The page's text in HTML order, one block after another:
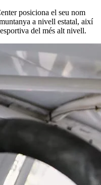
posiciona el seu nom
a nivell estatal, així
del més alt nivell.